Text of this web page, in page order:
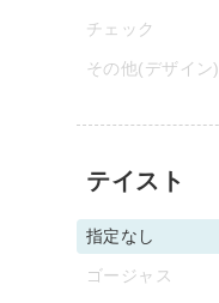
チェック
その他(デザイン)
テイスト
指定なし
ゴージャス